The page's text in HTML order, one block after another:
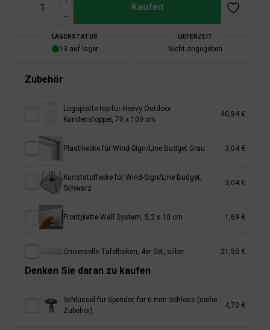
Kaufen
LAGERSTATUS
13 auf lager
LIEFERZEIT
Nicht angegeben
Zubehör
Logoplatte top für Heavy Outdoor
Kundenstopper, 70 x 100 cm
40,84 €
Plastikecke für Wind-Sign/Line Budget Grau 3,04 €
Kunststoffecke für Wind-Sign/Line Budget,
Schwarz
3,04 €
Frontplatte Wall System, 5,2 x 10 cm 1,69 €
Universelle Tafelhaken, 4er Set, silber 21,50 €
Denken Sie daran zu kaufen
Schlüssel für Spender, für 6 mm Schloss (siehe
Zubehör)
4,70 €